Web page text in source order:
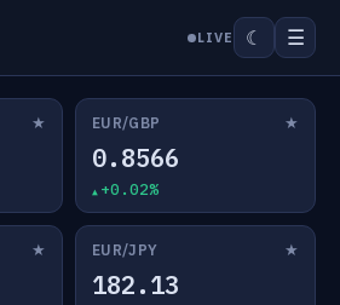
LIVE ☾ ☰
★ EUR/GBP ★
0.8566
+0.02%
★ EUR/JPY ★
182.13